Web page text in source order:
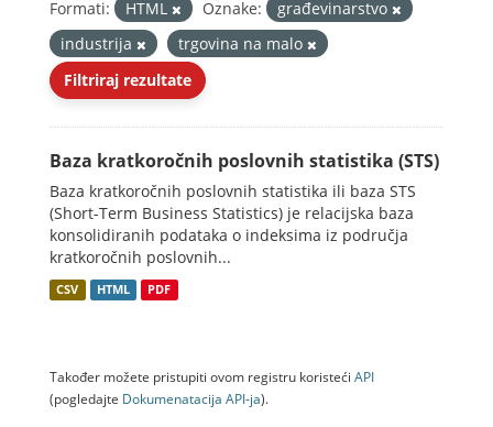
Formati: HTML Oznake:
građevinarstvo
industrija
trgovina na malo
Filtriraj rezultate
Baza kratkoročnih poslovnih statistika (STS)
Baza kratkoročnih poslovnih statistika ili baza STS
(Short-Term Business Statistics) je relacijska baza
konsolidiranih podataka o indeksima iz područja
kratkoročnih poslovnih...
CSV HTML PDF
Također možete pristupiti ovom registru koristeći API
(pogledajte Dokumenаtаcijа API-jа).